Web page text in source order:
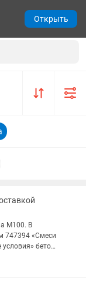
М100. В
747394 «Смеси
условия» бетон
Открыть